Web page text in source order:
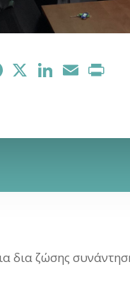
Facebook LinkedInEmail
δια ζώσης